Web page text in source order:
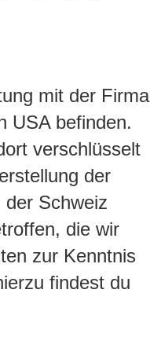
mit der Firma
USA befinden.
verschlüsselt
der
Schweiz
die wir
zur Kenntnis
findest du